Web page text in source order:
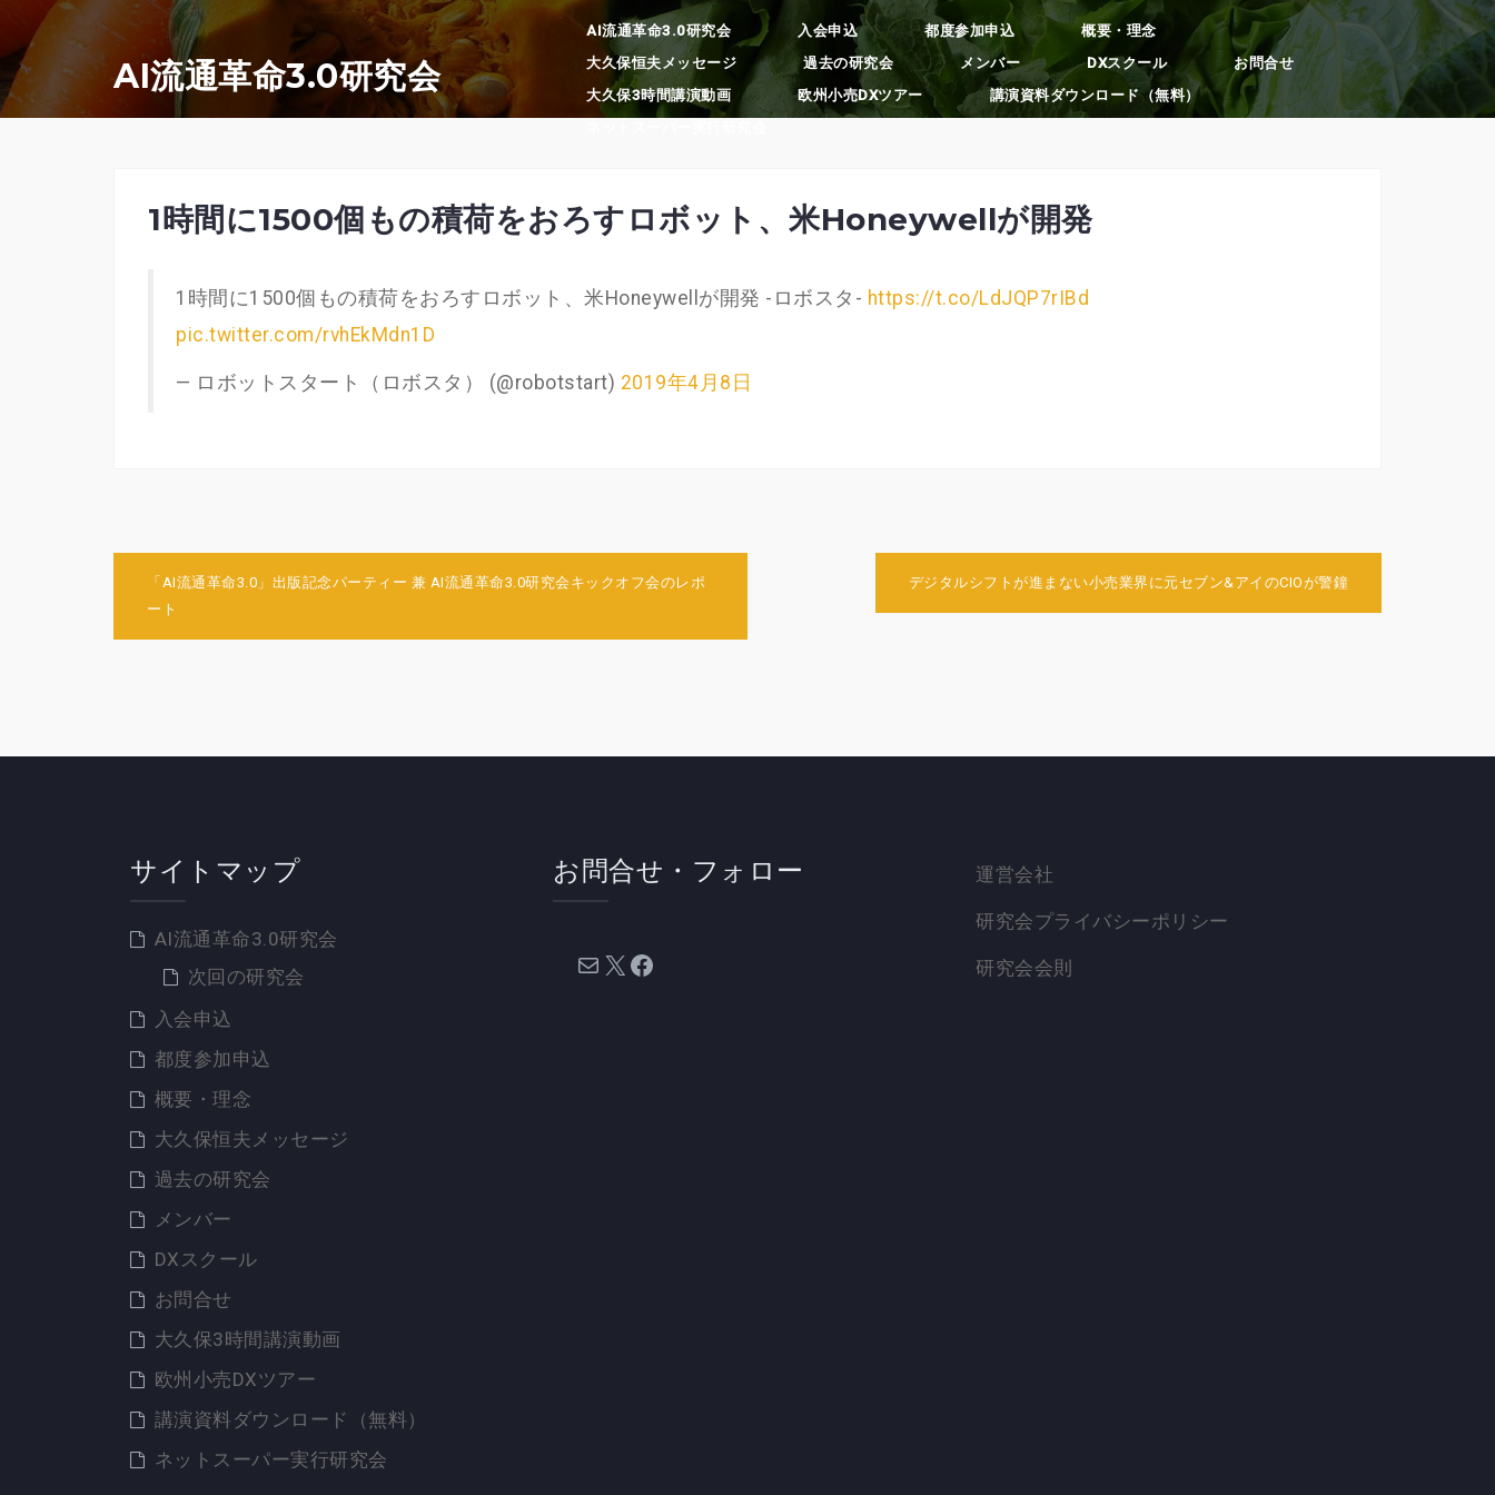
ン
テ
ン
AI流通革命3.0研究会
AI流通革命3.0研究会 入会申込 都度参加申込
概要・理念
大久保恒夫メッセージ
過去の研究会 メンバー DXスクール
お問合せ
大久保3時間講演動画
欧州小売DXツアー
講演資料ダウンロード（無料）
1時間に1500個もの積荷をおろすロボット、米Honeywellが開発
1時間に1500個もの積荷をおろすロボット、米Honeywellが開発 -ロボスタ- https://t.co/LdJQP7rIBd
pic.twitter.com/rvhEkMdn1D
— ロボットスタート（ロボスタ） (@robotstart) 2019年4月8日
ナ
ー
ン
「AI流通革命3.0」出版記念パーティー 兼 AI流通革命3.0研究会キックオフ会のレポ
ート
デジタルシフトが進まない小売業界に元セブン&アイのCIOが警鐘
サイトマップ
AI流通革命3.0研究会
次回の研究会
入会申込
都度参加申込
概要・理念
大久保恒夫メッセージ
過去の研究会
メンバー
DXスクール
お問合せ
大久保3時間講演動画
欧州小売DXツアー
講演資料ダウンロード（無料）
ネットスーパー実行研究会
お問合せ・フォロー
メール X Facebook
運営会社
研究会プライバシーポリシー
研究会会則